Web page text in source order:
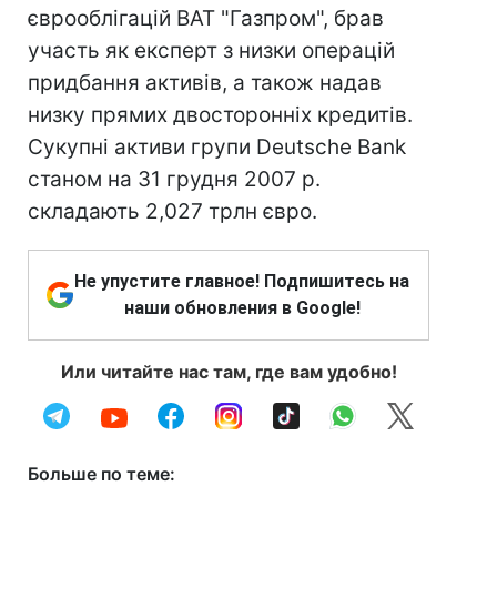
єврооблігацій ВАТ "Газпром", брав
участь як експерт з низки операцій
придбання активів, а також надав
низку прямих двосторонніх кредитів.
Сукупні активи групи Deutsche Bank
станом на 31 грудня 2007 р.
складають 2,027 трлн євро.
Не упустите главное! Подпишитесь на
наши обновления в Google!
Или читайте нас там, где вам удобно!
Больше по теме: